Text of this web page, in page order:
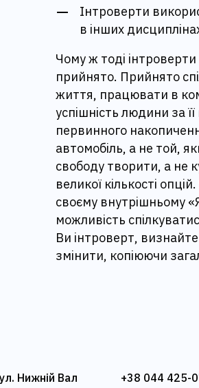
Інтроверти
в інших
Чому ж тоді
прийнято. Прийнято
життя, працювати в
успішність людини за
первинного
автомобіль, а не той,
свободу творити, а не
великої кількості
своєму внутрішньому
можливість
Ви інтроверт,
змінити, копіюючи
Нижній Вал +38 044 425-